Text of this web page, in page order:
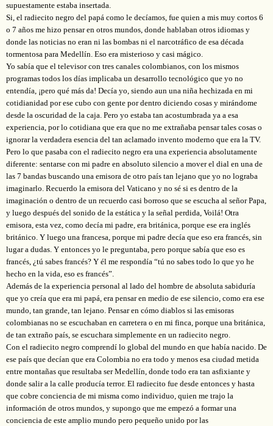
supuestamente estaba insertada.
Si, el radiecito negro del papá como le decíamos, fue quien a mis muy cortos 6
o 7 años me hizo pensar en otros mundos, donde hablaban otros idiomas y
donde las noticias no eran ni las bombas ni el narcotráfico de esa década
tormentosa para Medellín. Eso era misterioso y casi mágico.
Yo sabía que el televisor con tres canales colombianos, con los mismos
programas todos los días implicaba un desarrollo tecnológico que yo no
entendía, ¡pero qué más da! Decía yo, siendo aun una niña hechizada en mi
cotidianidad por ese cubo con gente por dentro diciendo cosas y mirándome
desde la oscuridad de la caja. Pero yo estaba tan acostumbrada ya a esa
experiencia, por lo cotidiana que era que no me extrañaba pensar tales cosas o
ignorar la verdadera esencia del tan aclamado invento moderno que era la TV.
Pero lo que pasaba con el radiecito negro era una experiencia absolutamente
diferente: sentarse con mi padre en absoluto silencio a mover el dial en una de
las 7 bandas buscando una emisora de otro país tan lejano que yo no lograba
imaginarlo. Recuerdo la emisora del Vaticano y no sé si es dentro de la
imaginación o dentro de un recuerdo casi borroso que se escucha al señor Papa,
y luego después del sonido de la estática y la señal perdida, Voilá! Otra
emisora, esta vez, como decía mi padre, era británica, porque ese era inglés
británico. Y luego una francesa, porque mi padre decía que eso era francés, sin
lugar a dudas. Y entonces yo le preguntaba, pero porque sabía que eso es
francés, ¿tú sabes francés? Y él me respondía “tú no sabes todo lo que yo he
hecho en la vida, eso es francés”.
Además de la experiencia personal al lado del hombre de absoluta sabiduría
que yo creía que era mi papá, era pensar en medio de ese silencio, como era ese
mundo, tan grande, tan lejano. Pensar en cómo diablos si las emisoras
colombianas no se escuchaban en carretera o en mi finca, porque una británica,
de tan extraño país, se escuchara simplemente en un radiecito negro.
Con el radiecito negro comprendí lo global del mundo en que había nacido. De
ese país que decían que era Colombia no era todo y menos esa ciudad metida
entre montañas que resultaba ser Medellín, donde todo era tan asfixiante y
donde salir a la calle producía terror. El radiecito fue desde entonces y hasta
que cobre conciencia de mi misma como individuo, quien me trajo la
información de otros mundos, y supongo que me empezó a formar una
conciencia de este amplio mundo pero pequeño unido por las